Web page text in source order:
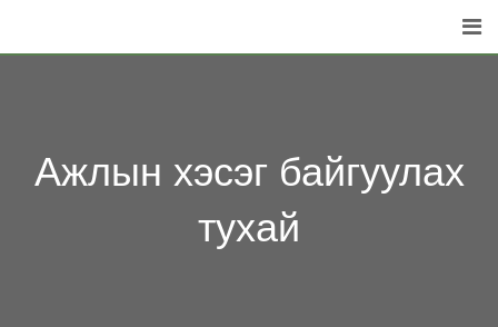
Ажлын хэсэг байгуулах
тухай